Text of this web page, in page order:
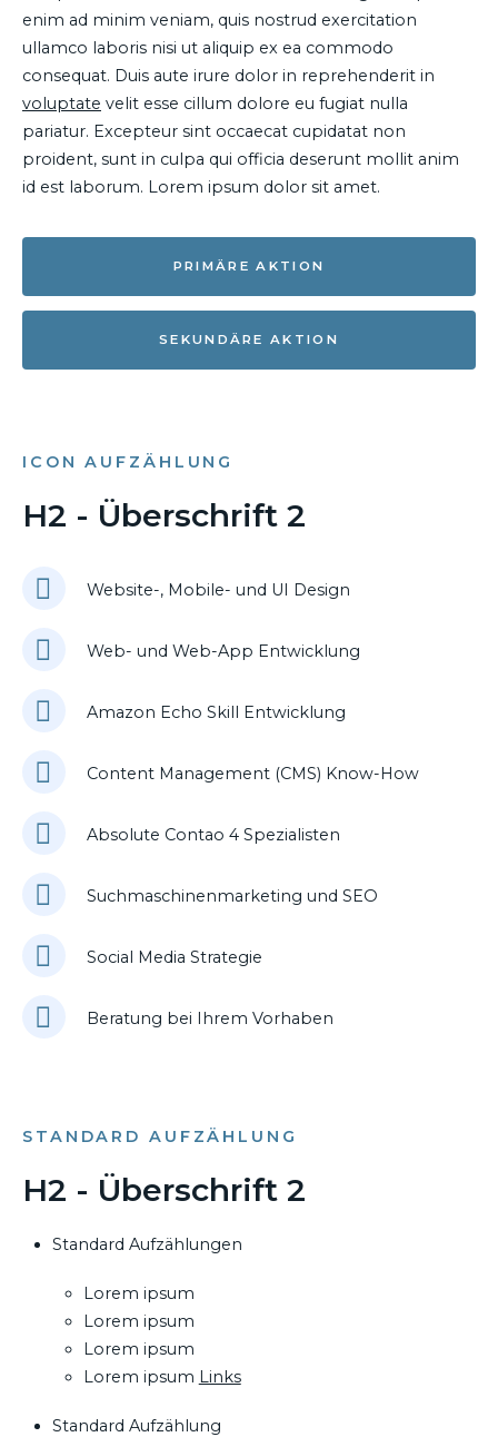
enim ad minim veniam, quis nostrud exercitation
ullamco laboris nisi ut aliquip ex ea commodo
consequat. Duis aute irure dolor in reprehenderit in
voluptate velit esse cillum dolore eu fugiat nulla
pariatur. Excepteur sint occaecat cupidatat non
proident, sunt in culpa qui officia deserunt mollit anim
id est laborum. Lorem ipsum dolor sit amet.
PRIMÄRE AKTION
SEKUNDÄRE AKTION
ICON AUFZÄHLUNG
H2 - Überschrift 2
Website-, Mobile- und UI Design
Web- und Web-App Entwicklung
Amazon Echo Skill Entwicklung
Content Management (CMS) Know-How
Absolute Contao 4 Spezialisten
Suchmaschinenmarketing und SEO
Social Media Strategie
Beratung bei Ihrem Vorhaben
STANDARD AUFZÄHLUNG
H2 - Überschrift 2
Standard Aufzählungen
Lorem ipsum
Lorem ipsum
Lorem ipsum
Lorem ipsum Links
Standard Aufzählung